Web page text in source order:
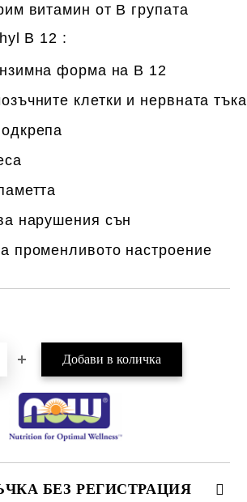
витамин от B групата
B 12 :
форма на B 12
клетки и нервната
нарушения сън
променливото настроение
БЕЗ РЕГИСТРАЦИЯ